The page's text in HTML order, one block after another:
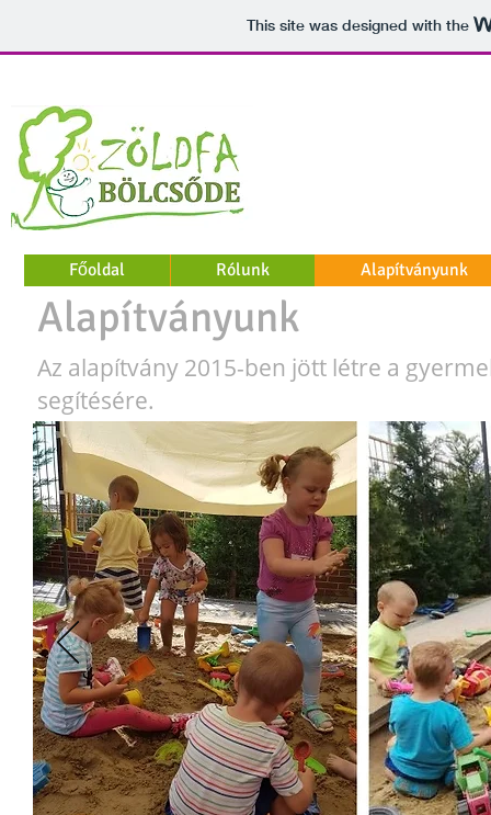
This site was designed with the
Főoldal Rólunk Alapítványunk
Alapítványunk
Az alapítvány 2015-ben jött létre a
segítésére.